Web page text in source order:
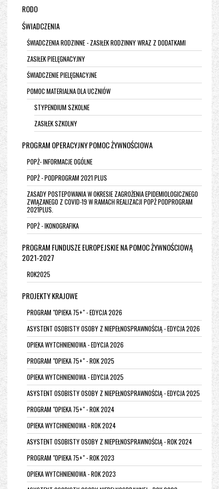
RODO
ŚWIADCZENIA
ŚWIADCZENIA RODZINNE - ZASIŁEK RODZINNY WRAZ Z DODATKAMI
ZASIŁEK PIELĘGNACYJNY
ŚWIADCZENIE PIELĘGNACYJNE
POMOC MATERIALNA DLA UCZNIÓW
STYPENDIUM SZKOLNE
ZASIŁEK SZKOLNY
PROGRAM OPERACYJNY POMOC ŻYWNOŚCIOWA
POPŻ- INFORMACJE OGÓLNE
POPŻ - PODPROGRAM 2021 PLUS
ZASADY POSTEPOWANIA W OKRESIE ZAGROŻENIA EPIDEMIOLOGICZNEGO
ZWIĄZANEGO Z COVID-19 W RAMACH REALIZACJI POPŻ PODPROGRAM
2021PLUS.
POPŻ - IKONOGRAFIKA
PROGRAM FUNDUSZE EUROPEJSKIE NA POMOC ŻYWNOŚCIOWĄ
2021-2027
ROK2025
PROJEKTY KRAJOWE
PROGRAM "OPIEKA 75+" - EDYCJA 2026
ASYSTENT OSOBISTY OSOBY Z NIEPEŁNOSPRAWNOŚCIĄ - EDYCJA 2026
OPIEKA WYTCHNIENIOWA - EDYCJA 2026
PROGRAM "OPIEKA 75+" - ROK 2025
OPIEKA WYTCHNIENIOWA - EDYCJA 2025
ASYSTENT OSOBISTY OSOBY Z NIEPEŁNOSPRAWNOŚCIĄ - EDYCJA 2025
PROGRAM "OPIEKA 75+" - ROK 2024
OPIEKA WYTCHNIENIOWA - ROK 2024
ASYSTENT OSOBISTY OSOBY Z NIEPEŁNOSPRAWNOŚCIĄ - ROK 2024
PROGRAM "OPIEKA 75+" - ROK 2023
OPIEKA WYTCHNIENIOWA - ROK 2023